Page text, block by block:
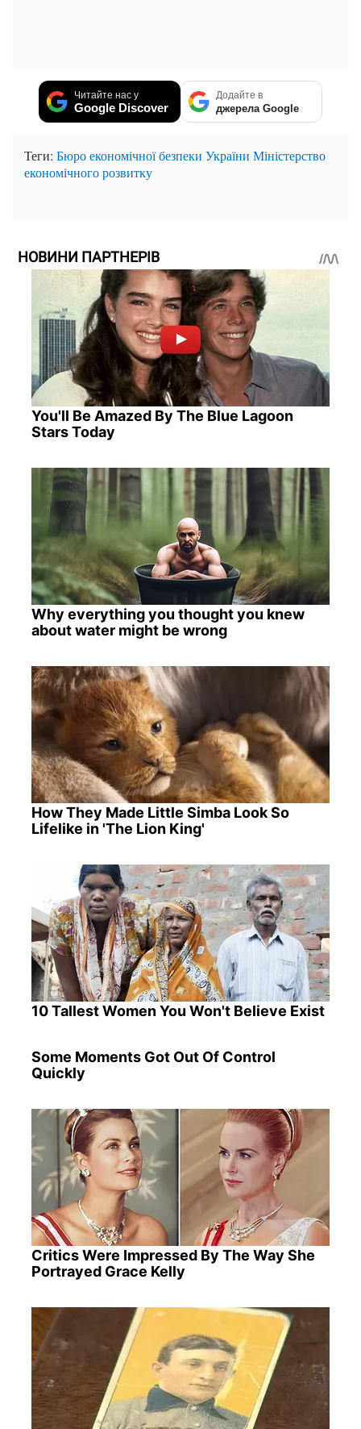
Читайте нас у
Google Discover
Додайте в
джерела Google
Теги: Бюро економічної безпеки України Міністерство
економічного розвитку
НОВИНИ ПАРТНЕРІВ
You'll Be Amazed By The Blue Lagoon
Stars Today
Why everything you thought you knew
about water might be wrong
How They Made Little Simba Look So
Lifelike in 'The Lion King'
10 Tallest Women You Won't Believe Exist
Some Moments Got Out Of Control
Quickly
Critics Were Impressed By The Way She
Portrayed Grace Kelly